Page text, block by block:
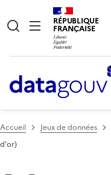
RÉPUBLIQUE
FRANÇAISE
Accueil Jeux de données
d'or)